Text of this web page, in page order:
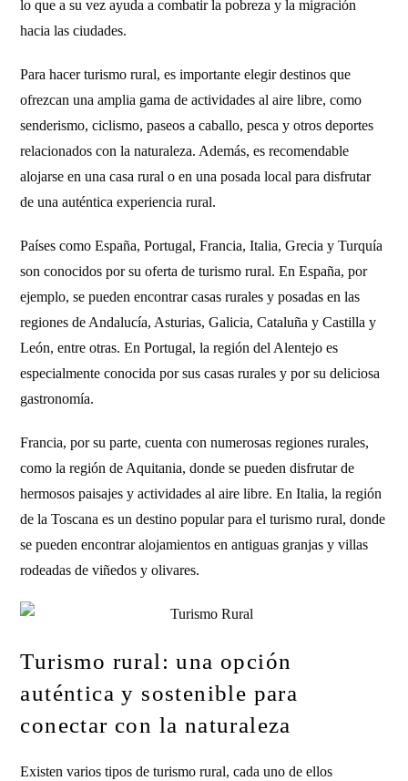
lo que a su vez ayuda a combatir la pobreza y la migración
hacia las ciudades.
Para hacer turismo rural, es importante elegir destinos que
ofrezcan una amplia gama de actividades al aire libre, como
senderismo, ciclismo, paseos a caballo, pesca y otros deportes
relacionados con la naturaleza. Además, es recomendable
alojarse en una casa rural o en una posada local para disfrutar
de una auténtica experiencia rural.
Países como España, Portugal, Francia, Italia, Grecia y Turquía
son conocidos por su oferta de turismo rural. En España, por
ejemplo, se pueden encontrar casas rurales y posadas en las
regiones de Andalucía, Asturias, Galicia, Cataluña y Castilla y
León, entre otras. En Portugal, la región del Alentejo es
especialmente conocida por sus casas rurales y por su deliciosa
gastronomía.
Francia, por su parte, cuenta con numerosas regiones rurales,
como la región de Aquitania, donde se pueden disfrutar de
hermosos paisajes y actividades al aire libre. En Italia, la región
de la Toscana es un destino popular para el turismo rural, donde
se pueden encontrar alojamientos en antiguas granjas y villas
rodeadas de viñedos y olivares.
Turismo rural: una opción
auténtica y sostenible para
conectar con la naturaleza
Existen varios tipos de turismo rural, cada uno de ellos